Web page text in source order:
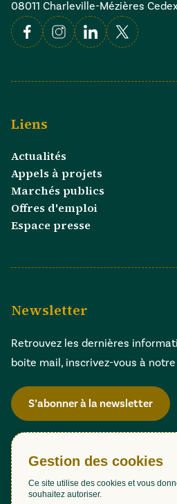
08011 Charleville-Mézières
FacebookInstagramLinkedin
X
Liens
Actualités
Appels à projets
Marchés publics
Offres d'emploi
Espace presse
Newsletter
Retrouvez les dernières
boite mail, inscrivez-vous à
S’abonner à la newsletter
Gestion des cookies
Accessibilité : partiellement
Mentions légales